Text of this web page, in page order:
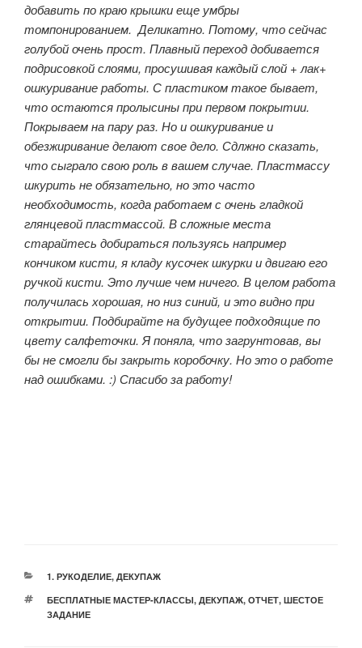
добавить по краю крышки еще умбры
томпонированием. Деликатно. Потому, что сейчас
голубой очень прост. Плавный переход добивается
подрисовкой слоями, просушивая каждый слой + лак+
ошкуривание работы. С пластиком такое бывает,
что остаются пролысины при первом покрытии.
Покрываем на пару раз. Но и ошкуривание и
обезжиривание делают свое дело. Сдлжно сказать,
что сыграло свою роль в вашем случае. Пластмассу
шкурить не обязательно, но это часто
необходимость, когда работаем с очень гладкой
глянцевой пластмассой. В сложные места
старайтесь добираться пользуясь например
кончиком кисти, я кладу кусочек шкурки и двигаю его
ручкой кисти. Это лучше чем ничего. В целом работа
получилась хорошая, но низ синий, и это видно при
открытии. Подбирайте на будущее подходящие по
цвету салфеточки. Я поняла, что загрунтовав, вы
бы не смогли бы закрыть коробочку. Но это о работе
над ошибками. :) Спасибо за работу!
РУБРИКИ
1. РУКОДЕЛИЕ, ДЕКУПАЖ
МЕТКИ
БЕСПЛАТНЫЕ МАСТЕР-КЛАССЫ, ДЕКУПАЖ, ОТЧЕТ, ШЕСТОЕ
ЗАДАНИЕ